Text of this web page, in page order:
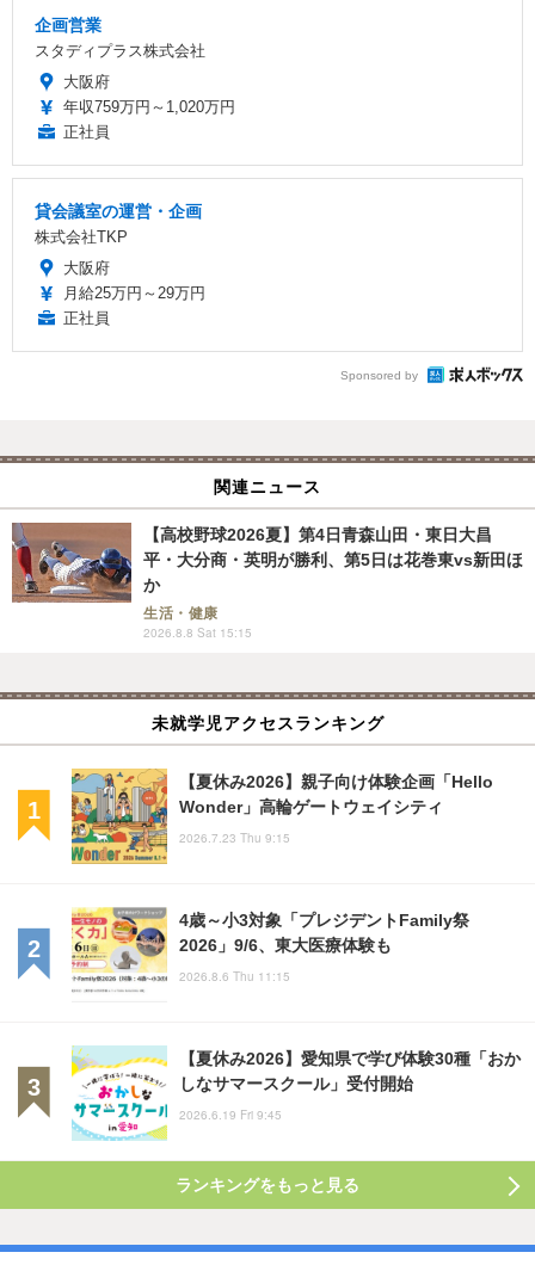
企画営業
スタディプラス株式会社
大阪府
年収759万円～1,020万円
正社員
貸会議室の運営・企画
株式会社TKP
大阪府
月給25万円～29万円
正社員
Sponsored by
関連ニュース
【高校野球2026夏】第4日青森山田・東日大昌
平・大分商・英明が勝利、第5日は花巻東vs新田ほ
か
生活・健康
2026.8.8 Sat 15:15
未就学児アクセスランキング
【夏休み2026】親子向け体験企画「Hello
Wonder」高輪ゲートウェイシティ
2026.7.23 Thu 9:15
4歳～小3対象「プレジデントFamily祭
2026」9/6、東大医療体験も
2026.8.6 Thu 11:15
【夏休み2026】愛知県で学び体験30種「おか
しなサマースクール」受付開始
2026.6.19 Fri 9:45
ランキングをもっと見る